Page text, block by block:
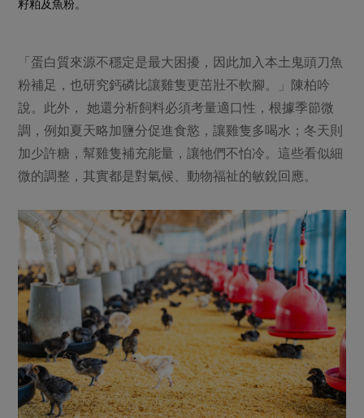
籽粕及魚粉。
「蛋白質來源不穩定是最大困擾，因此加入本土鬼頭刀魚
粉補足，也研究鈣磷比讓雞隻更茁壯不軟腳。」陳柏吟
說。此外， 她還分析飼料必須考量適口性，根據季節微
調，例如夏天略加鹽分促進食慾，讓雞隻多喝水；冬天則
加少許糖，幫雞隻補充能量，讓牠們不怕冷。這些看似細
微的調整，其實都是對氣候、動物福祉的敏銳回應。